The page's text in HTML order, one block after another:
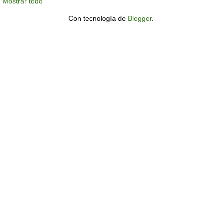
Con tecnología de Blogger.